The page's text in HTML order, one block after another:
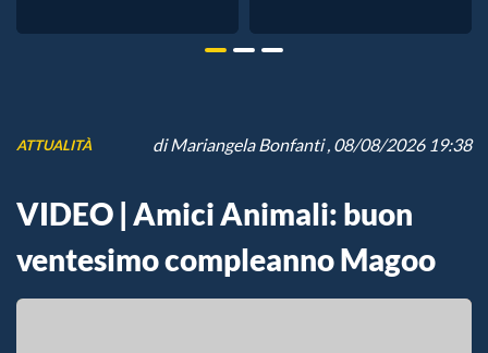
ATTUALITÀ diMariangela Bonfanti, 08/08/2026 19:38
VIDEO | Amici Animali: buon
ventesimo compleanno Magoo